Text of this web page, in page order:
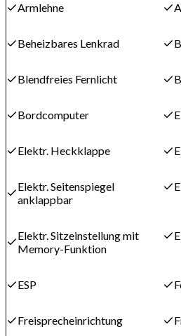
Armlehne
Beheizbares Lenkrad
Blendfreies Fernlicht
Bordcomputer
Elektr. Heckklappe
Elektr. Seitenspiegel
anklappbar
Elektr. Sitzeinstellung mit
Memory-Funktion
ESP
Freisprecheinrichtung